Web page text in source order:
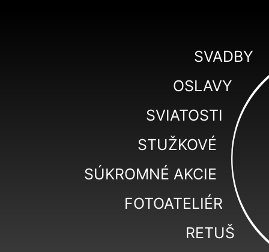
SVADBY
OSLAVY
SVIATOSTI
STUŽKOVÉ
SÚKROMNÉ AKCIE
FOTOATELIÉR
RETUŠ